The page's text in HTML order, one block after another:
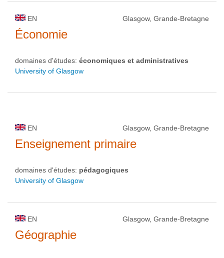
EN Glasgow, Grande-Bretagne
Économie
domaines d'études: économiques et administratives
University of Glasgow
EN Glasgow, Grande-Bretagne
Enseignement primaire
domaines d'études: pédagogiques
University of Glasgow
EN Glasgow, Grande-Bretagne
Géographie